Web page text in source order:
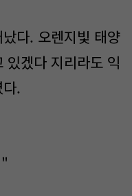
다. 오렌지빛 태양
있겠다 지리라도 익
.